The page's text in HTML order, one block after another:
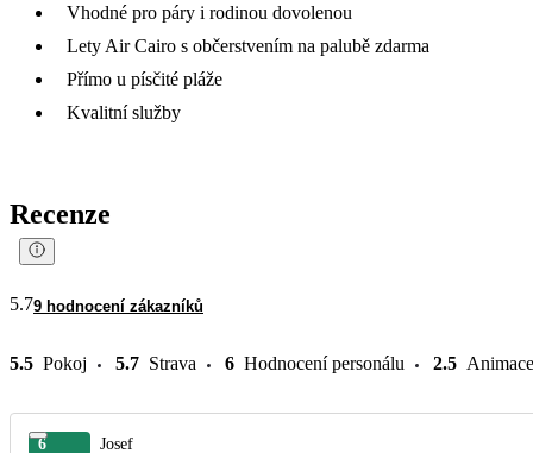
Vhodné pro páry i rodinou dovolenou
Lety Air Cairo s občerstvením na palubě zdarma
Přímo u písčité pláže
Kvalitní služby
Recenze
5.79 hodnocení zákazníků
5.5 Pokoj 5.7 Strava 6 Hodnocení personálu 2.5 Animace
6 Josef